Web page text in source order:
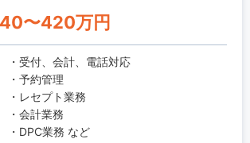
〜420万円
・受付、会計、電話対応
・予約管理
・レセプト業務
・会計業務
・DPC業務 など